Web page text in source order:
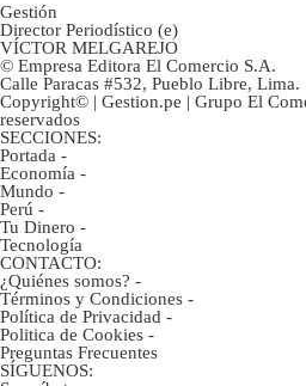
Gestión
Director Periodístico (e)
VÍCTOR MELGAREJO
© Empresa Editora El Comercio S.A.
Calle Paracas #532, Pueblo Libre, Lima.
Copyright© | Gestion.pe | Grupo El
reservados
SECCIONES:
Portada -
Economía -
Mundo -
Perú -
Tu Dinero -
Tecnología
CONTACTO:
¿Quiénes somos? -
Términos y Condiciones -
Política de Privacidad -
Politica de Cookies -
Preguntas Frecuentes
SÍGUENOS: